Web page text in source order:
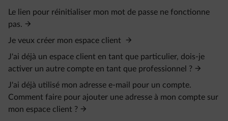
Le lien pour réinitialiser mon mot de passe ne fonctionne
pas.
Je veux créer mon espace client
J'ai déjà un espace client en tant que particulier, dois-je
activer un autre compte en tant que professionnel ?
J'ai déjà utilisé mon adresse e-mail pour un compte.
Comment faire pour ajouter une adresse à mon compte sur
mon espace client ?